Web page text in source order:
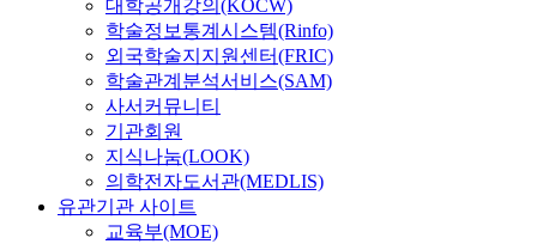
대학공개강의(KOCW)
학술정보통계시스템(Rinfo)
외국학술지지원센터(FRIC)
학술관계분석서비스(SAM)
사서커뮤니티
기관회원
지식나눔(LOOK)
의학전자도서관(MEDLIS)
유관기관 사이트
교육부(MOE)